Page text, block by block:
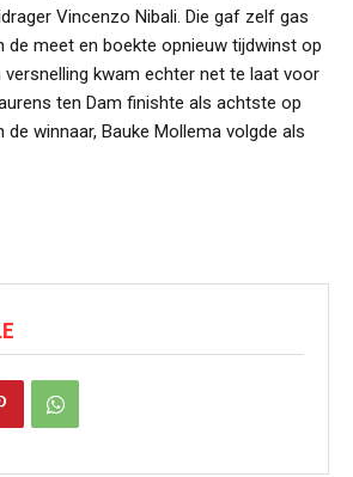
Vincenzo Nibali. Die gaf zelf gas
de meet en boekte opnieuw tijdwinst op
kwam echter net te laat voor
ten Dam finishte als achtste op
de winnaar, Bauke Mollema volgde als